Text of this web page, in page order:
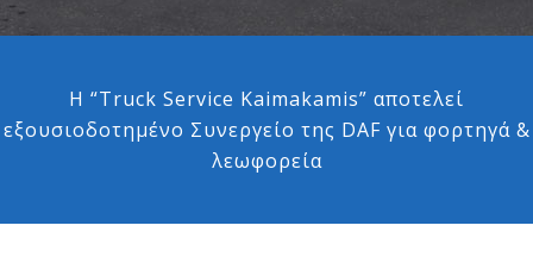
Η “Truck Service Kaimakamis” αποτελεί
εξουσιοδοτημένο Συνεργείο της DAF για φορτηγά &
λεωφορεία